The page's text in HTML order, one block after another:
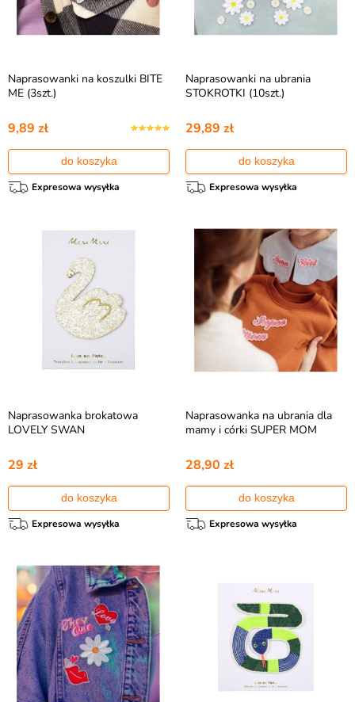
Naprasowanki na koszulki BITE
ME (3szt.)
9,89 zł
do koszyka
Expresowa wysyłka
Naprasowanki na ubrania
STOKROTKI (10szt.)
29,89 zł
do koszyka
Expresowa wysyłka
Naprasowanka brokatowa
LOVELY SWAN
29 zł
do koszyka
Expresowa wysyłka
Naprasowanka na ubrania dla
mamy i córki SUPER MOM
28,90 zł
do koszyka
Expresowa wysyłka